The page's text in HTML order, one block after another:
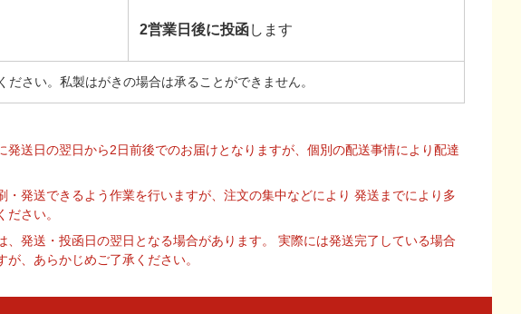
2営業日後に投函します
さい。私製はがきの場合は承ることができません。
送日の翌日から2日前後でのお届けとなりますが、個別の配送事情により配達
発送できるよう作業を行いますが、注文の集中などにより 発送までにより多
さい。
発送・投函日の翌日となる場合があります。 実際には発送完了している場合
、あらかじめご了承ください。